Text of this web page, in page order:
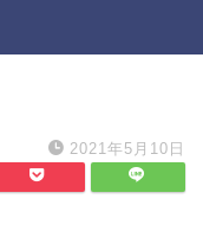
2021年5月10日